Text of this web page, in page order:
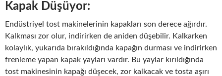
Kapak Düşüyor:
Endüstriyel tost makinelerinin kapakları son derece ağırdır.
Kalkması zor olur, indirirken de aniden düşebilir. Kalkarken
kolaylık, yukarıda bırakıldığında kapağın durması ve indirirken
frenleme yapan kapak yayları vardır. Bu yaylar kırıldığında
tost makinesinin kapağı düşecek, zor kalkacak ve tosta aşırı